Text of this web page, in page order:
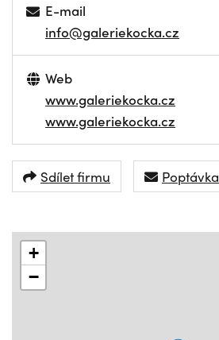
E-mail
info@galeriekocka.cz
Web
www.galeriekocka.cz
www.galeriekocka.cz
Sdílet firmu Poptávka
+
−